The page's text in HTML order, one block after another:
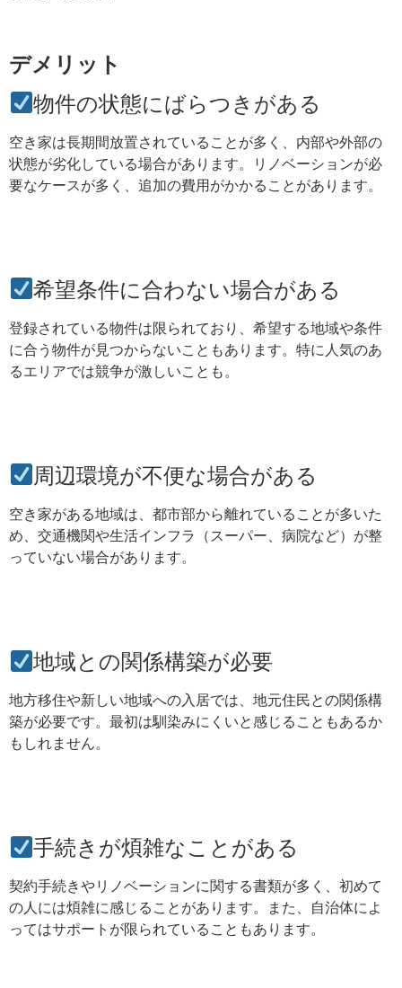
デメリット
物件の状態にばらつきがある
空き家は長期間放置されていることが多く、内部や外部の
状態が劣化している場合があります。リノベーションが必
要なケースが多く、追加の費用がかかることがあります。
希望条件に合わない場合がある
登録されている物件は限られており、希望する地域や条件
に合う物件が見つからないこともあります。特に人気のあ
るエリアでは競争が激しいことも。
周辺環境が不便な場合がある
空き家がある地域は、都市部から離れていることが多いた
め、交通機関や生活インフラ（スーパー、病院など）が整
っていない場合があります。
地域との関係構築が必要
地方移住や新しい地域への入居では、地元住民との関係構
築が必要です。最初は馴染みにくいと感じることもあるか
もしれません。
手続きが煩雑なことがある
契約手続きやリノベーションに関する書類が多く、初めて
の人には煩雑に感じることがあります。また、自治体によ
ってはサポートが限られていることもあります。